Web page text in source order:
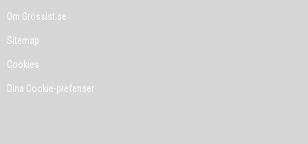
Om Grossist.se
Sitemap
Cookies
Dina Cookie-prefenser